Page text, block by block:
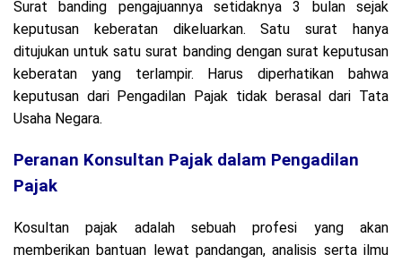
Surat banding pengajuannya setidaknya 3 bulan sejak
keputusan keberatan dikeluarkan. Satu surat hanya
ditujukan untuk satu surat banding dengan surat keputusan
keberatan yang terlampir. Harus diperhatikan bahwa
keputusan dari Pengadilan Pajak tidak berasal dari Tata
Usaha Negara.
Peranan Konsultan Pajak dalam Pengadilan
Pajak
Kosultan pajak adalah sebuah profesi yang akan
memberikan bantuan lewat pandangan, analisis serta ilmu